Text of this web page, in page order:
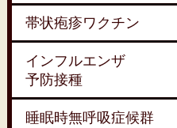
帯状疱疹ワクチン
インフルエンザ
予防接種
睡眠時無呼吸症候群